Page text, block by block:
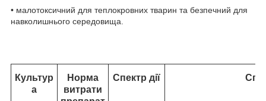
• малотоксичний для теплокровних тварин та безпечний для
навколишнього середовища.
Культур
а
Норма
витрати
Спектр дії